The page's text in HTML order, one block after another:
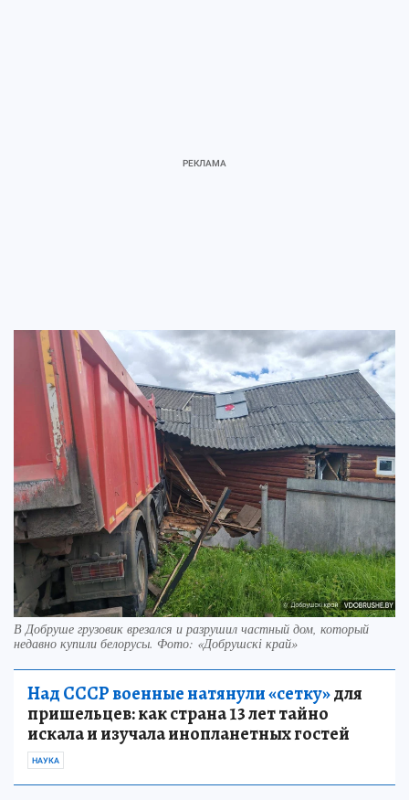
В Добруше грузовик врезался и разрушил частный дом, который
недавно купили белорусы. Фото: «Добрушскі край»
Над СССР военные натянули «сетку»для
пришельцев: как страна 13 лет тайно
искала и изучала инопланетных гостей
НАУКА